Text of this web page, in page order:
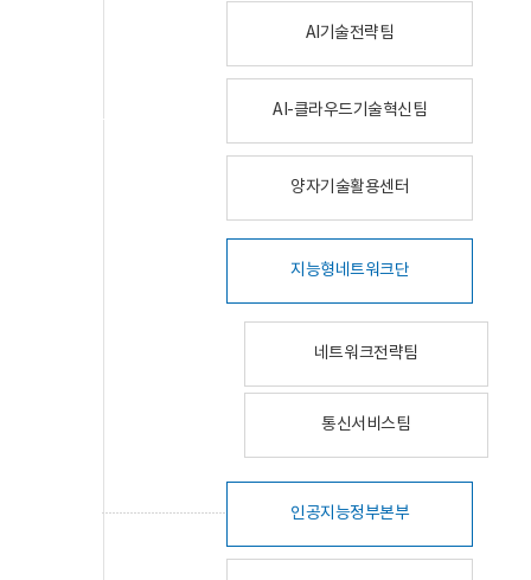
AI기술전략팀
AI-클라우드기술혁신팀
양자기술활용센터
지능형네트워크단
네트워크전략팀
통신서비스팀
인공지능정부본부